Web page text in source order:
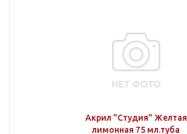
Акрил "Студия" Желтая
лимонная 75 мл.туба